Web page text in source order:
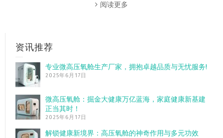
阅读更多
资讯推荐
专业微高压氧舱生产厂家，拥抱卓越品质与无忧服务!
2025年6月17日
微高压氧舱：掘金大健康万亿蓝海，家庭健康新基建
正当其时！
2025年6月17日
解锁健康新境界：高压氧舱的神奇作用与多元功效